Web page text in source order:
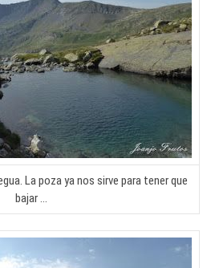
La poza ya nos sirve para tener que
bajar …